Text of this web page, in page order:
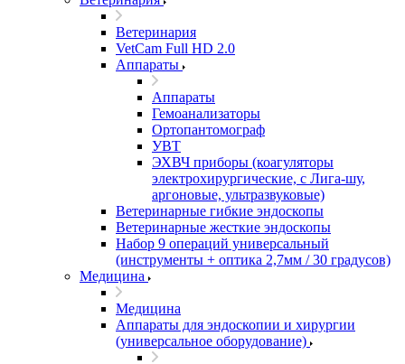
Ветеринария
VetCam Full HD 2.0
Аппараты
Аппараты
Гемоанализаторы
Ортопантомограф
УВТ
ЭХВЧ приборы (коагуляторы
электрохирургические, с Лига-шу,
аргоновые, ультразвуковые)
Ветеринарные гибкие эндоскопы
Ветеринарные жесткие эндоскопы
Набор 9 операций универсальный
(инструменты + оптика 2,7мм / 30 градусов)
Медицина
Медицина
Аппараты для эндоскопии и хирургии
(универсальное оборудование)